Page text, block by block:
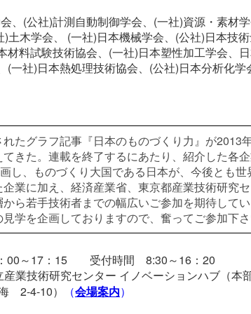
、(公社)計測自動制御学会、(一社)資源・素材
土木学会、 (一社)日本機械学会、(公社)日本技
料試験技術協会、(一社)日本塑性加工学会、
(一社)日本熱処理技術協会、(公社)日本分析化
たグラフ記事『日本のものづくり力』が
きた。連載を終了するにあたり、紹介した各
し、ものづくり大国である日本が、今後とも
業に加え、経済産業省、東京都産業技術研究
ら若手技術者までの幅広いご参加を期待してい
学を企画しておりますので、奮ってご参加下さ
00～17：15 受付時間 8:30～16：20
業技術研究センター イノベーションハブ（本部
2-4-10）
（会場案内）